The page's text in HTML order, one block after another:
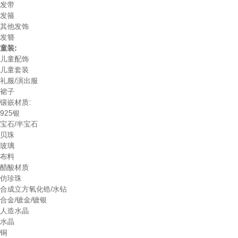
发带
发箍
其他发饰
发簪
童装:
儿童配饰
儿童套装
礼服/演出服
裙子
镶嵌材质:
925银
宝石/半宝石
贝珠
玻璃
布料
醋酸材质
仿珍珠
合成立方氧化锆/水钻
合金/镀金/镀银
人造水晶
水晶
铜